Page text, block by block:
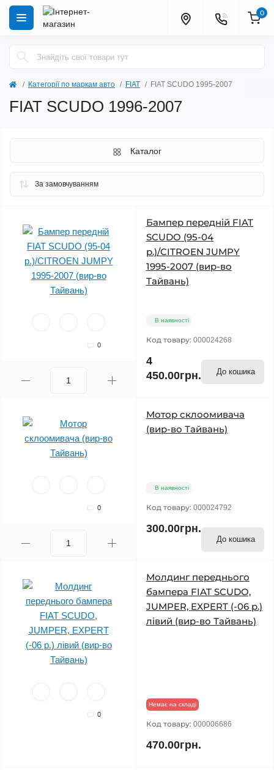
0
Категорії по маркам авто FIAT FIAT SCUDO 1995-2007
FIAT SCUDO 1996-2007
Каталог
0
Бампер передній FIAT
SCUDO (95-04
р.)/CITROEN JUMPY
1995-2007 (вир-во
Тайвань)
В наявності
Код товару: 000024268
4
450.00грн.
До кошика
0
Мотор склоомивача
(вир-во Тайвань)
В наявності
Код товару: 000024792
300.00грн.
До кошика
0
Молдинг переднього
бампера FIAT SCUDO,
JUMPER, EXPERT (-06 р.)
лівий (вир-во Тайвань)
Немає на складі
Код товару: 000006686
470.00грн.